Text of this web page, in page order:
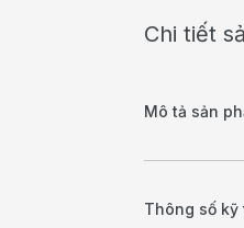
Chi tiết
Mô tả sản
Thông số kỹ